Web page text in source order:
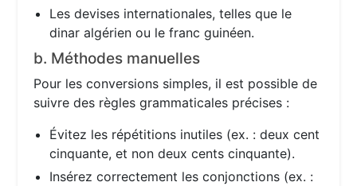
Les devises internationales, telles que le
dinar algérien ou le franc guinéen.
b. Méthodes manuelles
Pour les conversions simples, il est possible de
suivre des règles grammaticales précises :
Évitez les répétitions inutiles (ex. : deux cent
cinquante, et non deux cents cinquante).
Insérez correctement les conjonctions (ex. :